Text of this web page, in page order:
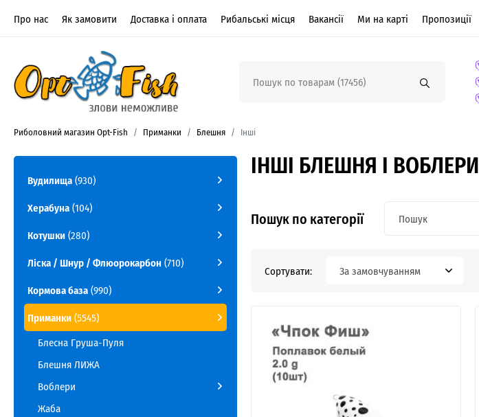
Про нас Як замовити Доставка і оплата Рибальські місця Вакансії Ми на карті Пропозиції
Риболовний магазин Opt-Fish Приманки Блешня Інші
ІНШІ БЛЕШНЯ І ВОБЛЕРИ
Пошук по категорії
Сортувати: За замовчуванням
Вудилища(930)
Херабуна(104)
Котушки(280)
Ліска / Шнур / Флюорокарбон(710)
Кормова база(990)
Приманки(5545)
Блесна Груша-Пуля
Блешня ЛИЖА
Воблери
Жаба